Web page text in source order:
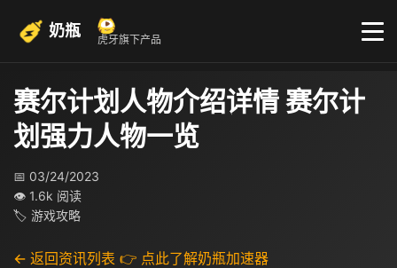
奶瓶 虎牙旗下产品
赛尔计划人物介绍详情 赛尔计
划强力人物一览
📅 03/24/2023
👁 1.6k 阅读
🏷 游戏攻略
← 返回资讯列表 👉 点此了解奶瓶加速器